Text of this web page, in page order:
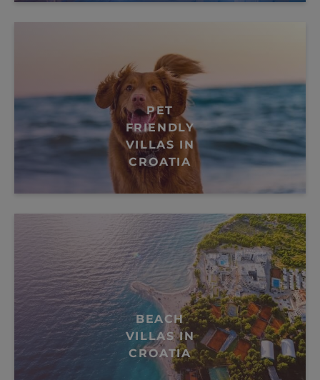
PET
FRIENDLY
VILLAS IN
CROATIA
BEACH
VILLAS IN
CROATIA